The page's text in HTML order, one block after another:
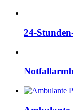
24-